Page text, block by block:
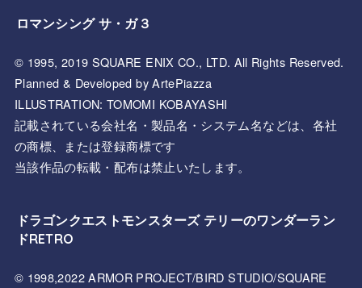
ロマンシング サ・ガ３
© 1995, 2019 SQUARE ENIX CO., LTD. All Rights Reserved.
Planned & Developed by ArtePiazza
ILLUSTRATION: TOMOMI KOBAYASHI
記載されている会社名・製品名・システム名などは、各社
の商標、または登録商標です
当該作品の転載・配布は禁止いたします。
ドラゴンクエストモンスターズ テリーのワンダーラン
ドRETRO
© 1998,2022 ARMOR PROJECT/BIRD STUDIO/SQUARE